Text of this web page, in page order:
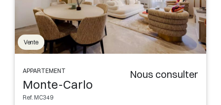
Vente
APPARTEMENT
Monte-Carlo
Ref. MC349
Nous consulter